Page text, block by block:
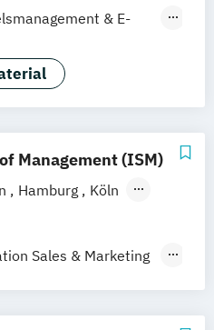
& E-
Sportmanagement
Management (ISM)
Hamburg
Köln
Sales & Marketing